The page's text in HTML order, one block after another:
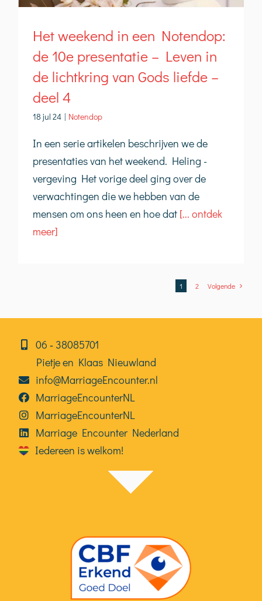
Het weekend in een Notendop:
de 10e presentatie – Leven in
de lichtkring van Gods liefde –
deel 4
18 jul 24 | Notendop
In een serie artikelen beschrijven we de
presentaties van het weekend. Heling -
vergeving Het vorige deel ging over de
verwachtingen die we hebben van de
mensen om ons heen en hoe dat [... ontdek
meer]
1 2 Volgende
06⁠⁠ ‑ 38085701
Pietje en Klaas Nieuwland
info@MarriageEncounter.nl
MarriageEncounterNL
MarriageEncounterNL
Marriage Encounter Nederland
Iedereen is welkom!